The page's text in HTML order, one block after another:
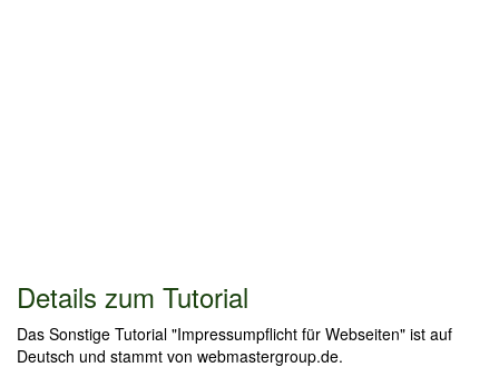
Details zum Tutorial
Das Sonstige Tutorial "Impressumpflicht für Webseiten" ist auf
Deutsch und stammt von webmastergroup.de.